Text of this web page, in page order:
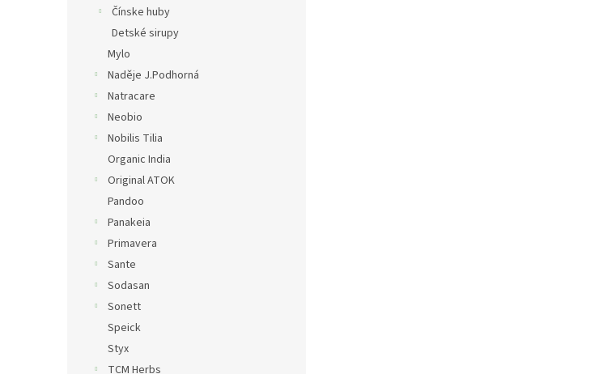
Čínske huby
Detské sirupy
Mylo
Naděje J.Podhorná
Natracare
Neobio
Nobilis Tilia
Organic India
Original ATOK
Pandoo
Panakeia
Primavera
Sante
Sodasan
Sonett
Speick
Styx
TCM Herbs